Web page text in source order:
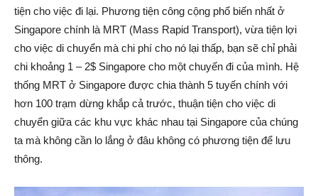
tiện cho việc đi lại. Phương tiện công cộng phổ biến nhất ở
Singapore chính là MRT (Mass Rapid Transport), vừa tiện lợi
cho việc di chuyển mà chi phí cho nó lại thấp, bạn sẽ chỉ phải
chi khoảng 1 – 2$ Singapore cho một chuyến đi của mình. Hệ
thống MRT ở Singapore được chia thành 5 tuyến chính với
hơn 100 trạm dừng khắp cả trước, thuận tiện cho việc di
chuyển giữa các khu vực khác nhau tại Singapore của chúng
ta mà không cần lo lắng ở đâu không có phương tiện để lưu
thông.